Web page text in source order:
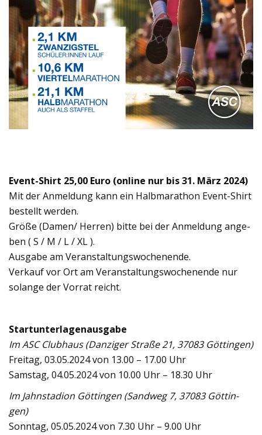
Event-Shirt 25,00 Euro (online nur bis 31. März 2024)
Mit der Anmel­dung kann ein Halb­ma­ra­thon Event-Shirt
bestellt wer­den.
Größe (Damen/ Her­ren) bitte bei der Anmel­dung ange­
ben ( S / M / L / XL ).
Aus­gabe am Ver­an­stal­tungs­wo­chen­ende.
Ver­kauf vor Ort am Ver­an­stal­tungs­wo­chen­ende nur
solange der Vor­rat reicht.
Start­un­ter­la­gen­aus­gabe
Im ASC Club­haus (Dan­zi­ger Straße 21, 37083 Göt­tin­gen)
Frei­tag, 03.05.2024 von 13.00 – 17.00 Uhr
Sams­tag, 04.05.2024 von 10.00 Uhr – 18.30 Uhr
Im Jahn­sta­dion Göt­tin­gen (Sand­weg 7, 37083 Göt­tin­
gen)
Sonn­tag, 05.05.2024 von 7.30 Uhr – 9.00 Uhr